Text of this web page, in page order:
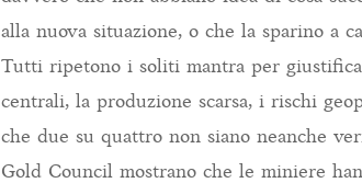
alla nuova situazione, o che la sparino a
Tutti ripetono i soliti mantra per
centrali, la produzione scarsa, i rischi
che due su quattro non siano neanche
Gold Council mostrano che le miniere